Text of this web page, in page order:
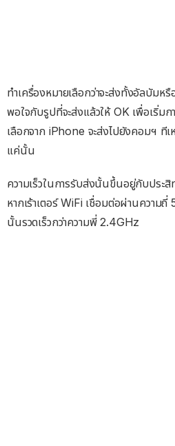
ทำเครื่องหมายเลือกว่าจะส่งทั้งอัลบัมหรื
พอใจกับรูปที่จะส่งแล้วให้ OK เพื่อเริ่ม
เลือกจาก iPhone จะส่งไปยังคอมฯ ทีเ
แค่นั้น
ความเร็วในการรับส่งนั้นขึ้นอยู่กับประ
หากเร้าเตอร์ WiFi เชื่อมต่อผ่านความถี่
นั้นรวดเร็วกว่าความพี่ 2.4GHz